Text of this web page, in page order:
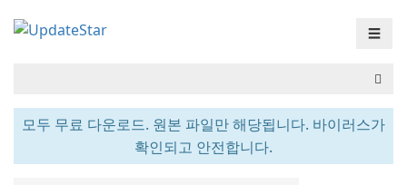
☰
모두 무료 다운로드. 원본 파일만 해당됩니다. 바이러스가
확인되고 안전합니다.